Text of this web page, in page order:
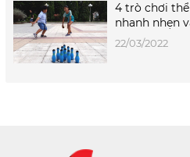
4 trò chơi
nhanh nhẹn
22/03/2022